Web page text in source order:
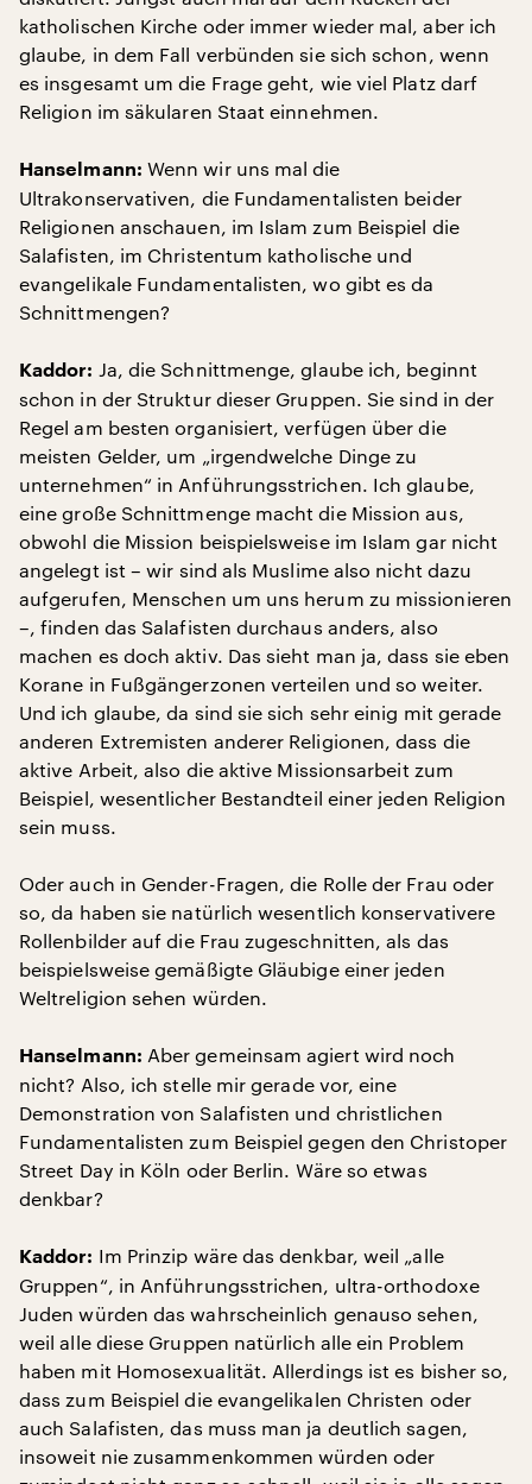
katholischen Kirche oder immer wieder mal, aber ich
glaube, in dem Fall verbünden sie sich schon, wenn
es insgesamt um die Frage geht, wie viel Platz darf
Religion im säkularen Staat einnehmen.
Hanselmann: Wenn wir uns mal die
Ultrakonservativen, die Fundamentalisten beider
Religionen anschauen, im Islam zum Beispiel die
Salafisten, im Christentum katholische und
evangelikale Fundamentalisten, wo gibt es da
Schnittmengen?
Kaddor: Ja, die Schnittmenge, glaube ich, beginnt
schon in der Struktur dieser Gruppen. Sie sind in der
Regel am besten organisiert, verfügen über die
meisten Gelder, um „irgendwelche Dinge zu
unternehmen“ in Anführungsstrichen. Ich glaube,
eine große Schnittmenge macht die Mission aus,
obwohl die Mission beispielsweise im Islam gar nicht
angelegt ist – wir sind als Muslime also nicht dazu
aufgerufen, Menschen um uns herum zu missionieren
–, finden das Salafisten durchaus anders, also
machen es doch aktiv. Das sieht man ja, dass sie eben
Korane in Fußgängerzonen verteilen und so weiter.
Und ich glaube, da sind sie sich sehr einig mit gerade
anderen Extremisten anderer Religionen, dass die
aktive Arbeit, also die aktive Missionsarbeit zum
Beispiel, wesentlicher Bestandteil einer jeden Religion
sein muss.
Oder auch in Gender-Fragen, die Rolle der Frau oder
so, da haben sie natürlich wesentlich konservativere
Rollenbilder auf die Frau zugeschnitten, als das
beispielsweise gemäßigte Gläubige einer jeden
Weltreligion sehen würden.
Hanselmann: Aber gemeinsam agiert wird noch
nicht? Also, ich stelle mir gerade vor, eine
Demonstration von Salafisten und christlichen
Fundamentalisten zum Beispiel gegen den Christoper
Street Day in Köln oder Berlin. Wäre so etwas
denkbar?
Kaddor: Im Prinzip wäre das denkbar, weil „alle
Gruppen“, in Anführungsstrichen, ultra-orthodoxe
Juden würden das wahrscheinlich genauso sehen,
weil alle diese Gruppen natürlich alle ein Problem
haben mit Homosexualität. Allerdings ist es bisher so,
dass zum Beispiel die evangelikalen Christen oder
auch Salafisten, das muss man ja deutlich sagen,
insoweit nie zusammenkommen würden oder